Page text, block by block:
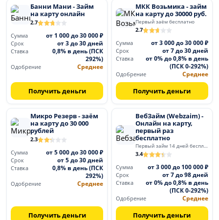
Банни Мани - Займ
на карту онлайн
2.7
Сумма
от 1 000 до 30 000 ₽
Срок от 3 до 30 дней
Ставка
0,8% в день (ПСК
292%)
Одобрение Среднее
Получить деньги
МКК Возьмика - займ
на карту до 30000 руб.
Первый заём бесплатно
2.7
Сумма
от 3 000 до 30 000 ₽
Срок от 7 до 30 дней
Ставка
от 0% до 0,8% в день
(ПСК 0-292%)
Одобрение Среднее
Получить деньги
Микро Резерв - заём
на карту до 30 000
рублей
2.3
Сумма
от 5 000 до 30 000 ₽
Срок от 5 до 30 дней
Ставка
0,8% в день (ПСК
292%)
Одобрение Среднее
Получить деньги
ВебЗайм (Webzaim) -
Онлайн на карту,
первый раз
бесплатно
Первый займ 14 дней бесплатно
3.4
Сумма
от 3 000 до 100 000 ₽
Срок от 7 до 98 дней
Ставка
от 0% до 0,8% в день
(ПСК 0-292%)
Одобрение Среднее
Получить деньги